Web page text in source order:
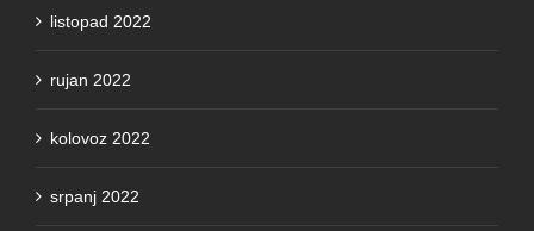
rujan 2022
kolovoz 2022
lipanj 2022